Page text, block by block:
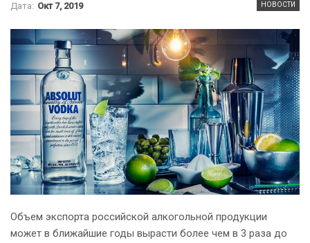
НОВОСТИ
Дата: Окт 7, 2019
Объем экспорта российской алкогольной продукции
может в ближайшие годы вырасти более чем в 3 раза до